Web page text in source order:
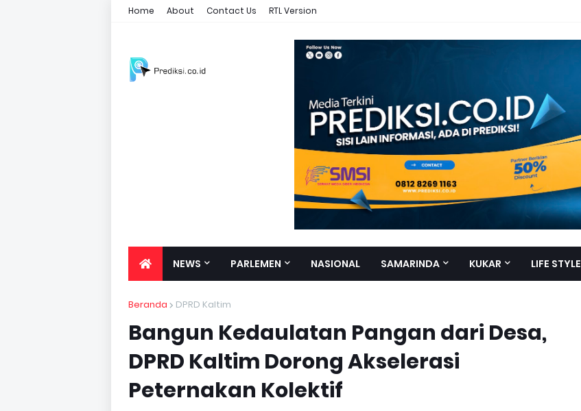
Home About Contact Us RTL Version
NEWS PARLEMEN NASIONAL SAMARINDA KUKAR LIFE STYLE
Beranda DPRD Kaltim
Bangun Kedaulatan Pangan dari Desa,
DPRD Kaltim Dorong Akselerasi
Peternakan Kolektif